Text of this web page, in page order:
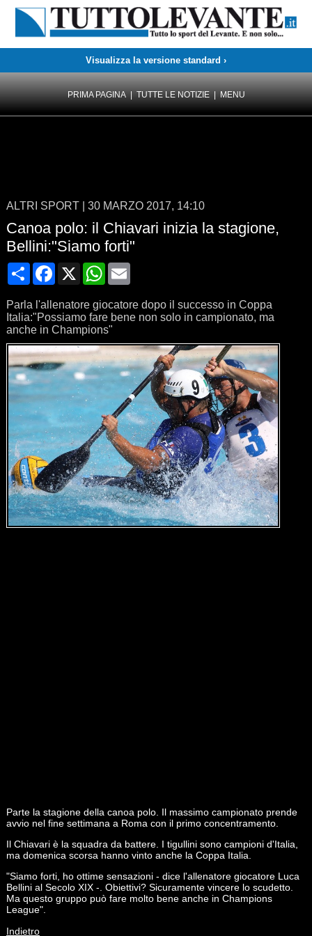
Visualizza la versione standard ›
PRIMA PAGINA| TUTTE LE NOTIZIE| MENU
ALTRI SPORT 30 MARZO 2017, 14:10
Canoa polo: il Chiavari inizia la stagione,
Bellini:"Siamo forti"
CondividiFacebook
X WhatsApp
Email
Parla l'allenatore giocatore dopo il successo in Coppa
Italia:"Possiamo fare bene non solo in campionato, ma
anche in Champions"
Parte la stagione della canoa polo. Il massimo campionato prende
avvio nel fine settimana a Roma con il primo concentramento.
Il Chiavari è la squadra da battere. I tigullini sono campioni d'Italia,
ma domenica scorsa hanno vinto anche la Coppa Italia.
"Siamo forti, ho ottime sensazioni - dice l'allenatore giocatore Luca
Bellini al Secolo XIX -. Obiettivi? Sicuramente vincere lo scudetto.
Ma questo gruppo può fare molto bene anche in Champions
League".
Indietro